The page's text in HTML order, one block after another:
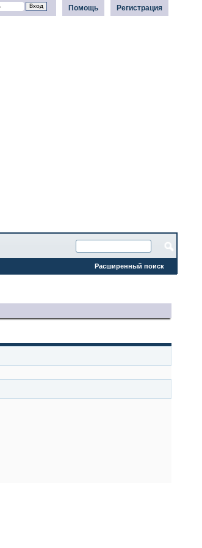
Регистрация
Помощь
Расширенный поиск